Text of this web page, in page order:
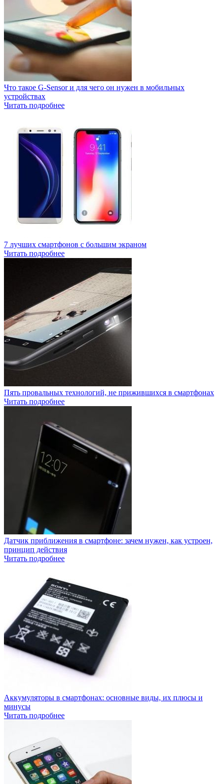
Что такое G-Sensor и для чего он нужен в мобильных
устройствах
Читать подробнее
7 лучших смартфонов с большим экраном
Читать подробнее
Пять провальных технологий, не прижившихся в смартфонах
Читать подробнее
Датчик приближения в смартфоне: зачем нужен, как устроен,
принцип действия
Читать подробнее
Аккумуляторы в смартфонах: основные виды, их плюсы и
минусы
Читать подробнее